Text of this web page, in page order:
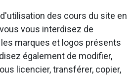
des cours du site en
vous interdisez de
marques et logos présents
également de modifier,
licencier, transférer, copier,